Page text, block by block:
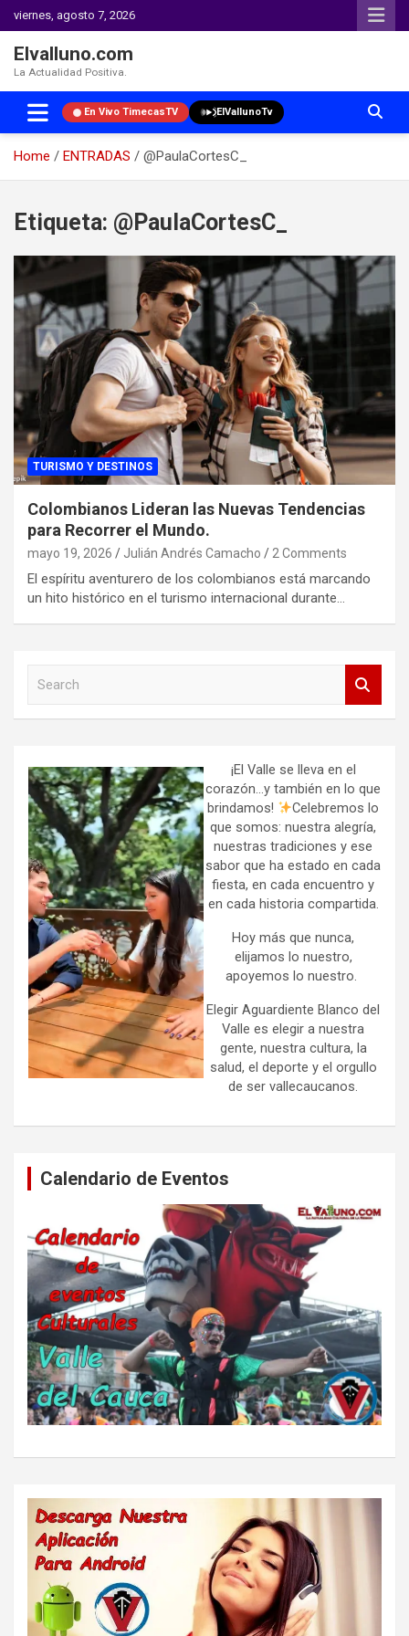
viernes, agosto 7, 2026
Elvalluno.com
La Actualidad Positiva.
En Vivo TimecasTV ElVallunoTv
Home ENTRADAS
@PaulaCortesC_
content
Etiqueta: @PaulaCortesC_
TURISMO Y DESTINOS
Colombianos Lideran las Nuevas Tendencias
para Recorrer el Mundo.
mayo 19, 2026 Julián Andrés Camacho 2 Comments
El espíritu aventurero de los colombianos está marcando
un hito histórico en el turismo internacional durante…
h
¡El Valle se lleva en el
corazón…y también en lo que
brindamos!
Celebremos lo
que somos: nuestra alegría,
nuestras tradiciones y ese
sabor que ha estado en cada
fiesta, en cada encuentro y
en cada historia compartida.
Hoy más que nunca,
elijamos lo nuestro,
apoyemos lo nuestro.
Elegir Aguardiente Blanco del
Valle es elegir a nuestra
gente, nuestra cultura, la
salud, el deporte y el orgullo
de ser vallecaucanos.
Calendario de Eventos